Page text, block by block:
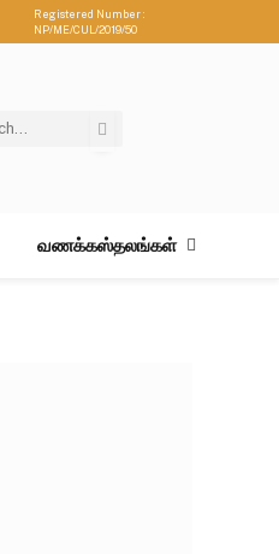
Registered Number :
NP/ME/CUL/2019/50
வணக்கஸ்தலங்கள்